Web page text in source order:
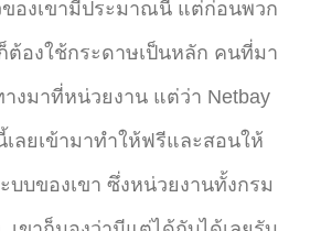
ของเขามีประมาณนี้ แต่ก่อนพวก
ต้องใช้กระดาษเป็นหลัก คนที่มา
งมาที่หน่วยงาน แต่ว่า Netbay
เลยเข้ามาทำให้ฟรีและสอนให้
บบของเขา ซึ่งหน่วยงานทั้งกรม